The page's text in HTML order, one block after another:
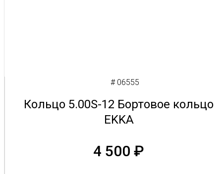
# 06555
Кольцо 5.00S-12 Бортовое кольцо
EKKA
4 500 ₽